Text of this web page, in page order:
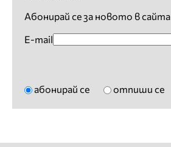
Абонирай се за новото в сайта
E-mail
абонирай се отпиши се